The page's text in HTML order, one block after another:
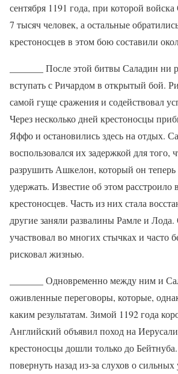
сентября 1191 года, при которой
7 тысяч человек, а остальные
крестоносцев в этом бою составили
_______ После этой битвы Саладин ни
вступать с Ричардом в открытый бой.
самой гуще сражения и содействовал
Через несколько дней крестоносцы
Яффо и остановились здесь на отдых.
воспользовался их задержкой для того,
разрушить Ашкелон, который он
удержать. Известие об этом расстроило
крестоносцев. Часть из них стала
другие заняли развалины Рамле и
участвовал во многих стычках и часто
рисковал жизнью.
_______ Одновременно между ним и
оживленные переговоры, которые,
каким результатам. Зимой 1192 года
Английский объявил поход на
крестоносцы дошли только до
повернуть назад из-за слухов о